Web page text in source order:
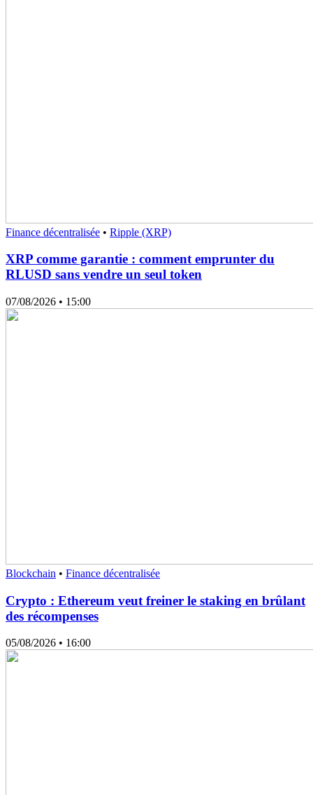
Finance décentralisée • Ripple (XRP)
XRP comme garantie : comment emprunter du
RLUSD sans vendre un seul token
07/08/2026 • 15:00
Blockchain • Finance décentralisée
Crypto : Ethereum veut freiner le staking en brûlant
des récompenses
05/08/2026 • 16:00